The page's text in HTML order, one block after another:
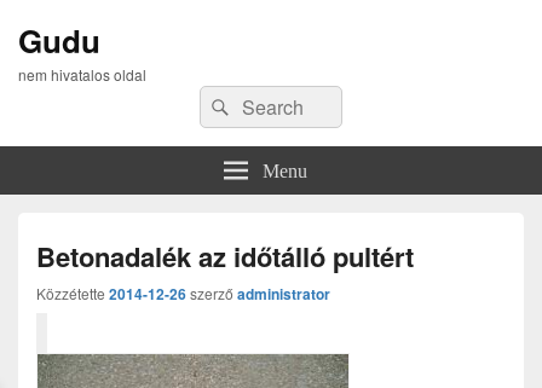
Gudu
nem hivatalos oldal
Search
for:
Search
Menu
Betonadalék az időtálló pultért
Közzétette 2014-12-26szerző administrator